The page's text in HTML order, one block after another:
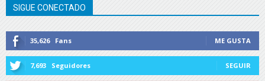
SIGUE CONECTADO
35,626 Fans ME GUSTA
7,693 Seguidores SEGUIR